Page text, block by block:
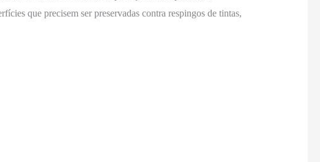
que precisem ser preservadas contra respingos de tintas,